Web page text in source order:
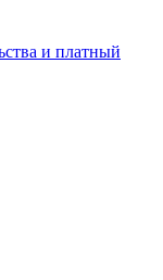
и платный